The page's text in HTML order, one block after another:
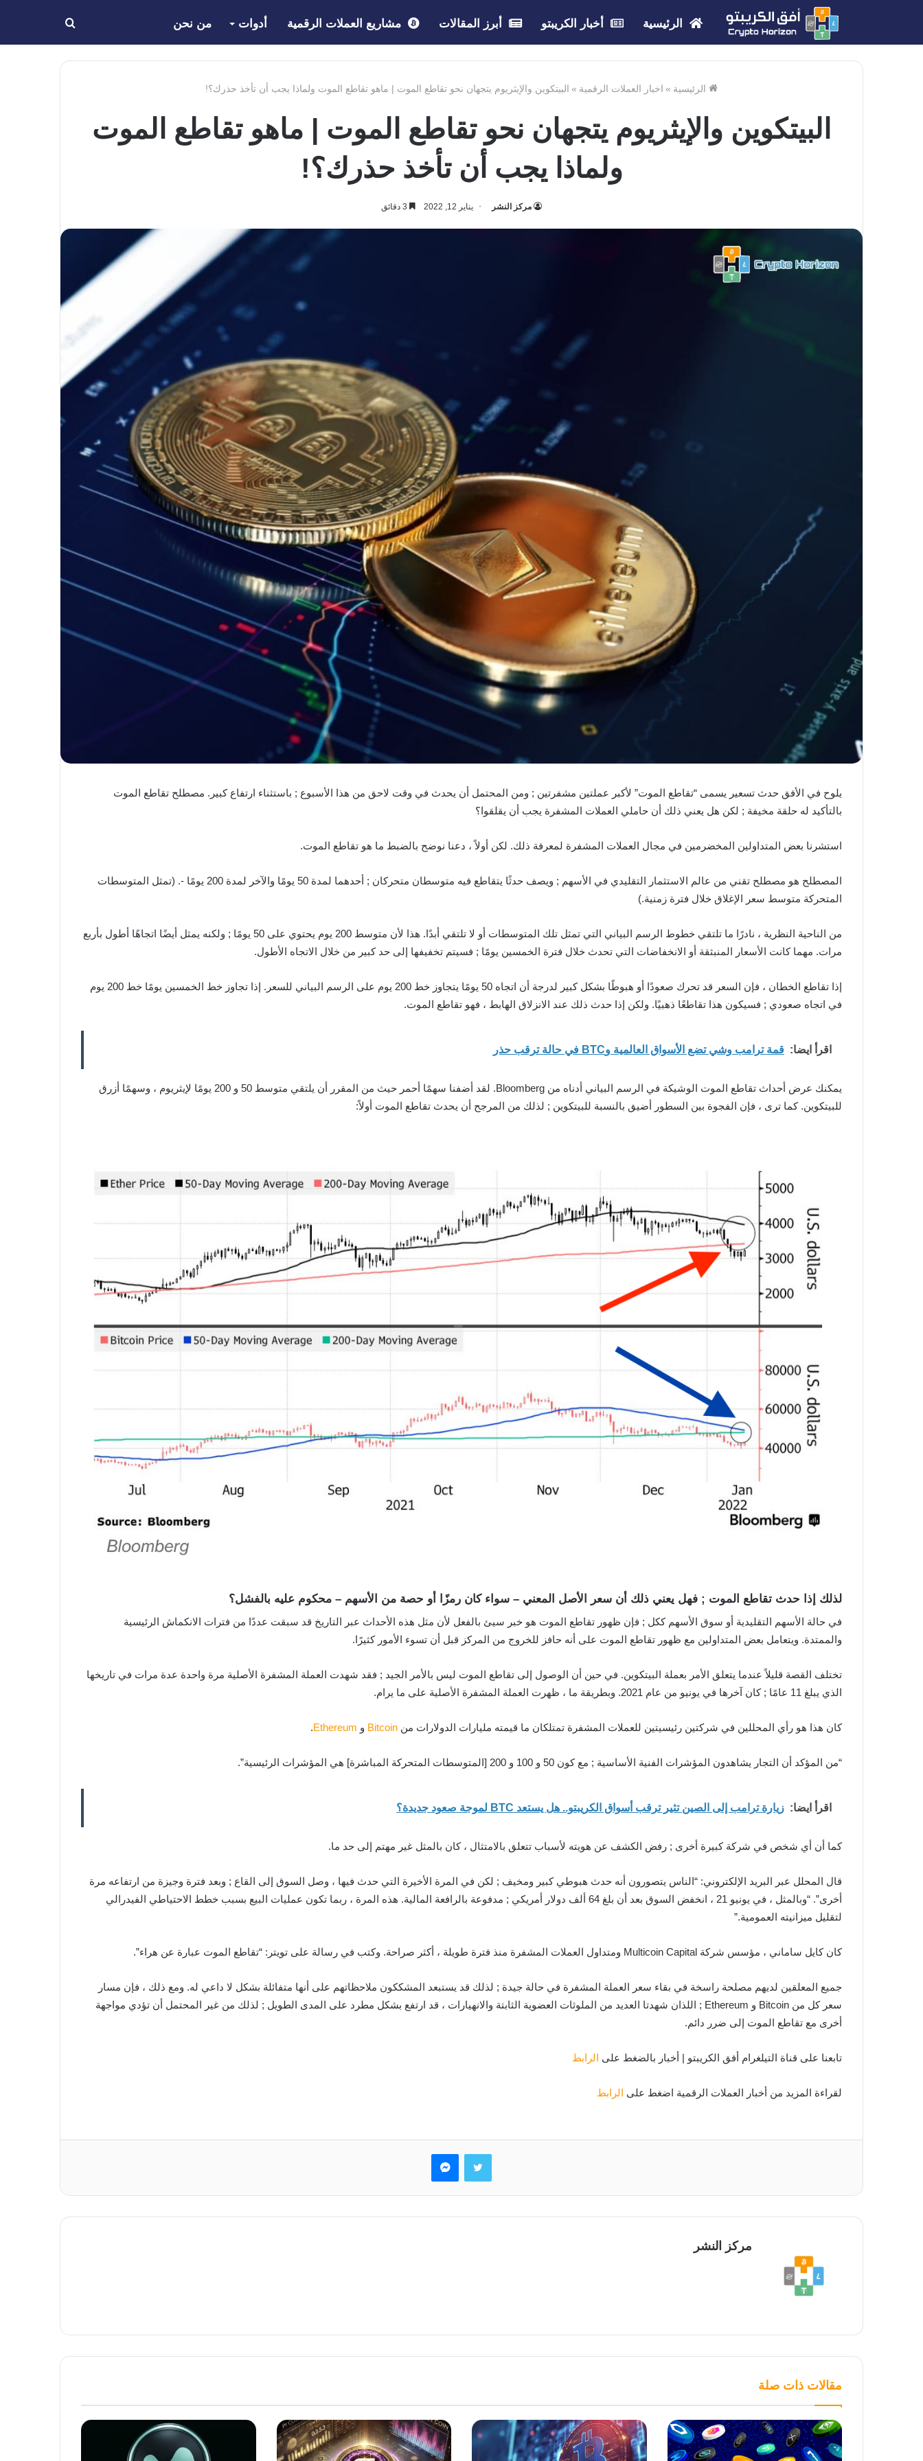
الرئيسية أخبار الكريبتو أبرز المقالات مشاريع العملات الرقمية أدوات من نحن بحث
عن
الرئيسية » اخبار العملات الرقمية » البيتكوين والإيثريوم يتجهان نحو تقاطع الموت | ماهو تقاطع الموت ولماذا يجب أن تأخذ حذرك؟!
البيتكوين والإيثريوم يتجهان نحو تقاطع الموت | ماهو تقاطع الموت
ولماذا يجب أن تأخذ حذرك؟!
مركز النشر يناير 12, 2022
يلوح في الأفق حدث تسعير يسمى “تقاطع الموت” لأكبر عملتين مشفرتين ; ومن المحتمل أن يحدث في وقت لاحق من هذا الأسبوع ; باستثناء ارتفاع كبير. مصطلح تقاطع الموت
بالتأكيد له حلقة مخيفة ; لكن هل يعني ذلك أن حاملي العملات المشفرة يجب أن يقلقوا؟
استشرنا بعض المتداولين المخضرمين في مجال العملات المشفرة لمعرفة ذلك. لكن أولاً ، دعنا نوضح بالضبط ما هو تقاطع الموت.
المصطلح هو مصطلح تقني من عالم الاستثمار التقليدي في الأسهم ; ويصف حدثًا يتقاطع فيه متوسطان متحركان ; أحدهما لمدة 50 يومًا والآخر لمدة 200 يومًا -. (تمثل المتوسطات
المتحركة متوسط ​​سعر الإغلاق خلال فترة زمنية.)
من الناحية النظرية ، نادرًا ما تلتقي خطوط الرسم البياني التي تمثل تلك المتوسطات أو لا تلتقي أبدًا. هذا لأن متوسط ​​200 يوم يحتوي على 50 يومًا ; ولكنه يمثل أيضًا اتجاهًا أطول بأربع
مرات. مهما كانت الأسعار المنبثقة أو الانخفاضات التي تحدث خلال فترة الخمسين يومًا ; فسيتم تخفيفها إلى حد كبير من خلال الاتجاه الأطول.
إذا تقاطع الخطان ، فإن السعر قد تحرك صعودًا أو هبوطًا بشكل كبير لدرجة أن اتجاه 50 يومًا يتجاوز خط 200 يوم على الرسم البياني للسعر. إذا تجاوز خط الخمسين يومًا خط 200 يوم
في اتجاه صعودي ; فسيكون هذا تقاطعًا ذهبيًا. ولكن إذا حدث ذلك عند الانزلاق الهابط ، فهو تقاطع الموت.
اقرأ ايضا: قمة ترامب وشي تضع الأسواق العالمية وBTC في حالة ترقب حذر
يمكنك عرض أحداث تقاطع الموت الوشيكة في الرسم البياني أدناه من Bloomberg. لقد أضفنا سهمًا أحمر حيث من المقرر أن يلتقي متوسط ​​50 و 200 يومًا لإيثريوم ، وسهمًا أزرق
للبيتكوين. كما ترى ، فإن الفجوة بين السطور أضيق بالنسبة للبيتكوين ; لذلك من المرجح أن يحدث تقاطع الموت أولاً:
لذلك إذا حدث تقاطع الموت ; فهل يعني ذلك أن سعر الأصل المعني – سواء كان رمزًا أو حصة من الأسهم – محكوم عليه بالفشل؟
في حالة الأسهم التقليدية أو سوق الأسهم ككل ; فإن ظهور تقاطع الموت هو خبر سيئ بالفعل لأن مثل هذه الأحداث عبر التاريخ قد سبقت عددًا من فترات الانكماش الرئيسية
والممتدة. ويتعامل بعض المتداولين مع ظهور تقاطع الموت على أنه حافز للخروج من المركز قبل أن تسوء الأمور كثيرًا.
تختلف القصة قليلاً عندما يتعلق الأمر بعملة البيتكوين. في حين أن الوصول إلى تقاطع الموت ليس بالأمر الجيد ; فقد شهدت العملة المشفرة الأصلية مرة واحدة عدة مرات في تاريخها
الذي يبلغ 11 عامًا ; كان آخرها في يونيو من عام 2021. وبطريقة ما ، ظهرت العملة المشفرة الأصلية على ما يرام.
كان هذا هو رأي المحللين في شركتين رئيسيتين للعملات المشفرة تمتلكان ما قيمته مليارات الدولارات من Bitcoin و Ethereum
.
“من المؤكد أن التجار يشاهدون المؤشرات الفنية الأساسية ; مع كون 50 و 100 و 200 [المتوسطات المتحركة المباشرة] هي المؤشرات الرئيسية”.
اقرأ ايضا: زيارة ترامب إلى الصين تثير ترقب أسواق الكريبتو.. هل يستعد BTC لموجة صعود جديدة؟
كما أن أي شخص في شركة كبيرة أخرى ; رفض الكشف عن هويته لأسباب تتعلق بالامتثال ، كان بالمثل غير مهتم إلى حد ما.
قال المحلل عبر البريد الإلكتروني: “الناس يتصورون أنه حدث هبوطي كبير ومخيف ; لكن في المرة الأخيرة التي حدث فيها ، وصل السوق إلى القاع ; وبعد فترة وجيزة من ارتفاعه مرة
أخرى”. “وبالمثل ، في يونيو 21 ، انخفض السوق بعد أن بلغ 64 ألف دولار أمريكي ; مدفوعة بالرافعة المالية. هذه المرة ، ربما تكون عمليات البيع بسبب خطط الاحتياطي الفيدرالي
لتقليل ميزانيته العمومية.”
كان كايل ساماني ، مؤسس شركة Multicoin Capital ومتداول العملات المشفرة منذ فترة طويلة ، أكثر صراحة. وكتب في رسالة على تويتر: “تقاطع الموت عبارة عن هراء”.
جميع المعلقين لديهم مصلحة راسخة في بقاء سعر العملة المشفرة في حالة جيدة ; لذلك قد يستبعد المشككون ملاحظاتهم على أنها متفائلة بشكل لا داعي له. ومع ذلك ، فإن مسار
سعر كل من Bitcoin و Ethereum ; اللذان شهدتا العديد من الملوثات العضوية الثابتة والانهيارات ، قد ارتفع بشكل مطرد على المدى الطويل ; لذلك من غير المحتمل أن تؤدي مواجهة
أخرى مع تقاطع الموت إلى ضرر دائم.
تابعنا على قناة التيلغرام أفق الكريبتو | أخبار بالضغط على الرابط
لقراءة المزيد من أخبار العملات الرقمية اضغط على الرابط
تويتر ماسنجر
مركز النشر
مقالات ذات صلة